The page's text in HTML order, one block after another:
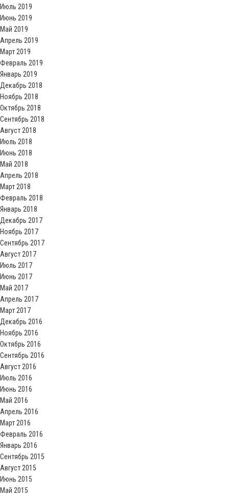
Июль 2019
Июнь 2019
Май 2019
Апрель 2019
Март 2019
Февраль 2019
Январь 2019
Декабрь 2018
Ноябрь 2018
Октябрь 2018
Сентябрь 2018
Август 2018
Июль 2018
Июнь 2018
Май 2018
Апрель 2018
Март 2018
Февраль 2018
Январь 2018
Декабрь 2017
Ноябрь 2017
Сентябрь 2017
Август 2017
Июль 2017
Июнь 2017
Май 2017
Апрель 2017
Март 2017
Декабрь 2016
Ноябрь 2016
Октябрь 2016
Сентябрь 2016
Август 2016
Июль 2016
Июнь 2016
Май 2016
Апрель 2016
Март 2016
Февраль 2016
Январь 2016
Сентябрь 2015
Август 2015
Июнь 2015
Май 2015